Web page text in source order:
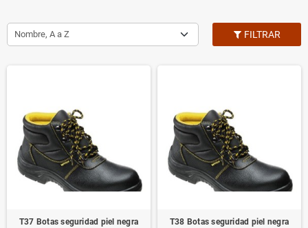
Nombre, A a Z FILTRAR
T37 Botas seguridad piel negra
T38 Botas seguridad piel negra